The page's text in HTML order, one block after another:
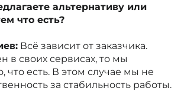
альтернативу или
что есть?
Всё зависит от заказчика.
в своих сервисах, то мы
что есть. В этом случае мы не
за стабильность работы.